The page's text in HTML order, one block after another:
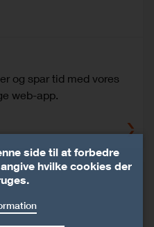
og spar tid med vores
web-app.
side til at forbedre
hvilke cookies der